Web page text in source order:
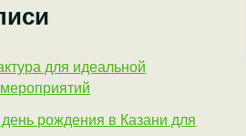
для идеальной
день рождения в Казани для